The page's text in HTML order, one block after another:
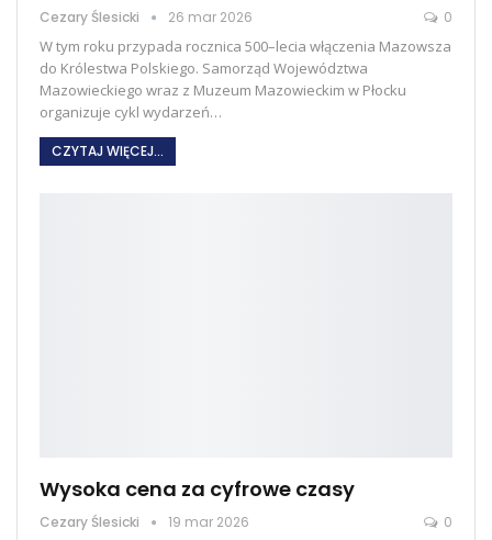
Cezary Ślesicki 26 mar 2026 0
W tym roku przypada rocznica 500–lecia włączenia Mazowsza
do Królestwa Polskiego. Samorząd Województwa
Mazowieckiego wraz z Muzeum Mazowieckim w Płocku
organizuje cykl wydarzeń…
CZYTAJ WIĘCEJ...
Wysoka cena za cyfrowe czasy
Cezary Ślesicki 19 mar 2026 0